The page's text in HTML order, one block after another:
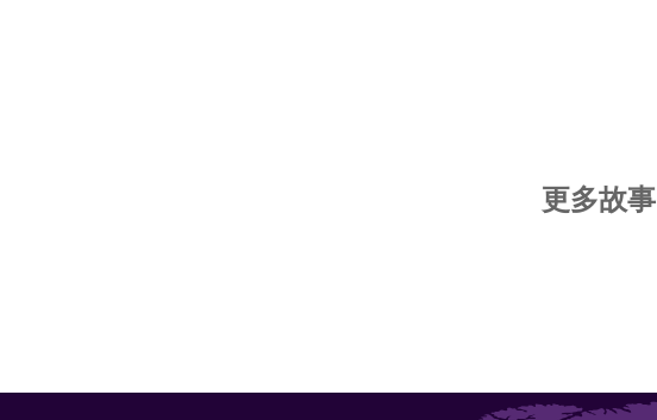
更多故事